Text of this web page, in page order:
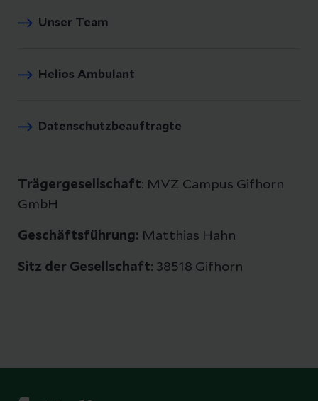
Unser Team
Helios Ambulant
Datenschutzbeauftragte
Trägergesellschaft: MVZ Campus Gifhorn
GmbH
Geschäftsführung: Matthias Hahn
Sitz der Gesellschaft: 38518 Gifhorn